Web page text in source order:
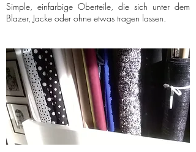
Simple, einfarbige Oberteile, die sich unter dem
Blazer, Jacke oder ohne etwas tragen lassen.